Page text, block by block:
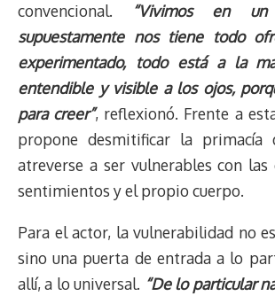
convencional.
“Vivimos en
supuestamente nos tiene todo
experimentado, todo está a la
entendible y visible a los ojos,
para creer”, reflexionó. Frente a
propone desmitificar la
atreverse a ser vulnerables con las
sentimientos y el propio cuerpo.
Para el actor, la vulnerabilidad no
sino una puerta de entrada a lo
allí, a lo universal. “De lo particular